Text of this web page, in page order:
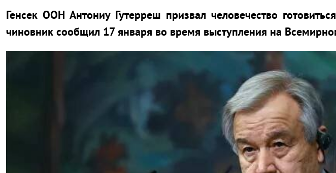
Генсек ООН Антониу Гутерреш призвал человечество
чиновник сообщил 17 января во время выступления на